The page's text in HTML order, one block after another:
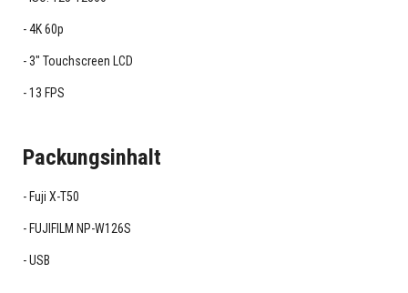
4K 60p
3" Touchscreen LCD
13 FPS
Packungsinhalt
Fuji X-T50
FUJIFILM NP-W126S
USB